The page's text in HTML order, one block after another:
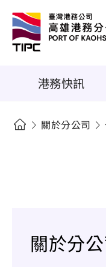
港務快訊
關於分公司
關於分